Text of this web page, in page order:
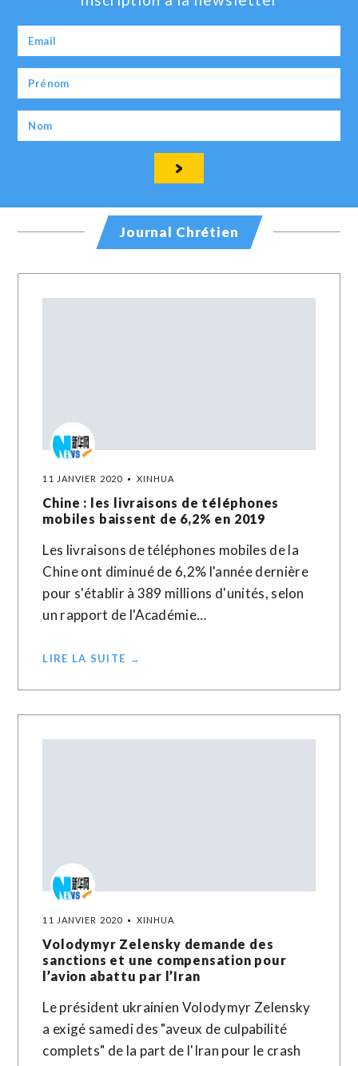
Journal Chrétien
11 JANVIER 2020 XINHUA
Chine : les livraisons de téléphones
mobiles baissent de 6,2% en 2019
Les livraisons de téléphones mobiles de la
Chine ont diminué de 6,2% l'année dernière
pour s'établir à 389 millions d'unités, selon
un rapport de l'Académie…
LIRE LA SUITE →
11 JANVIER 2020 XINHUA
Volodymyr Zelensky demande des
sanctions et une compensation pour
l’avion abattu par l’Iran
Le président ukrainien Volodymyr Zelensky
a exigé samedi des "aveux de culpabilité
complets" de la part de l'Iran pour le crash